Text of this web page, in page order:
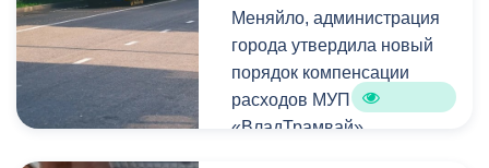
преобразования
набережной Терека как
главной прогулочной зоны
Владикавказа.
Колхидова и руководителя
Северо-Осетинского
отделения студенческих
отрядов Олега Габараева
и всех неравнодушных
Меняйло, администрация
города утвердила новый
порядок компенсации
расходов МУП
«ВладТрамвай».